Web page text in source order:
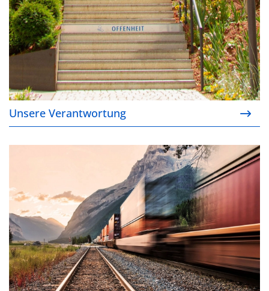
Unsere Verantwortung
Unsere zertifizierten Lieferketten